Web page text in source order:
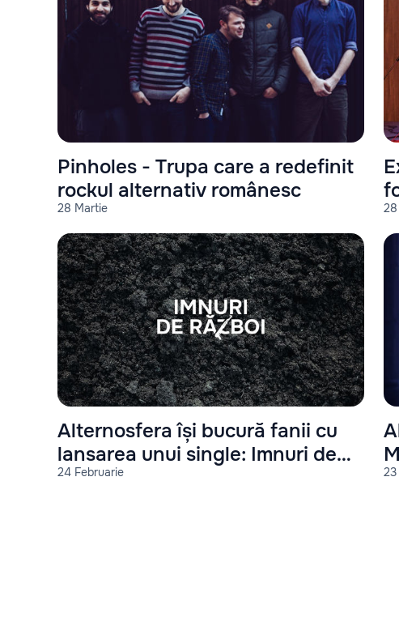
28 Martie
Pinholes - Trupa care a redefinit
rockul alternativ românesc
24 Februarie
Alternosfera își bucură fanii cu
lansarea unui single: Imnuri de
război
23